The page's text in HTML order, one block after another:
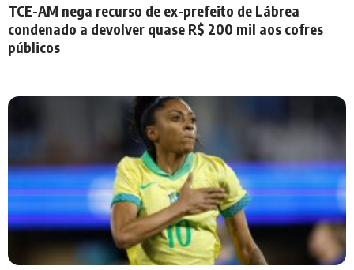
TCE-AM nega recurso de ex-prefeito de Lábrea
condenado a devolver quase R$ 200 mil aos cofres
públicos